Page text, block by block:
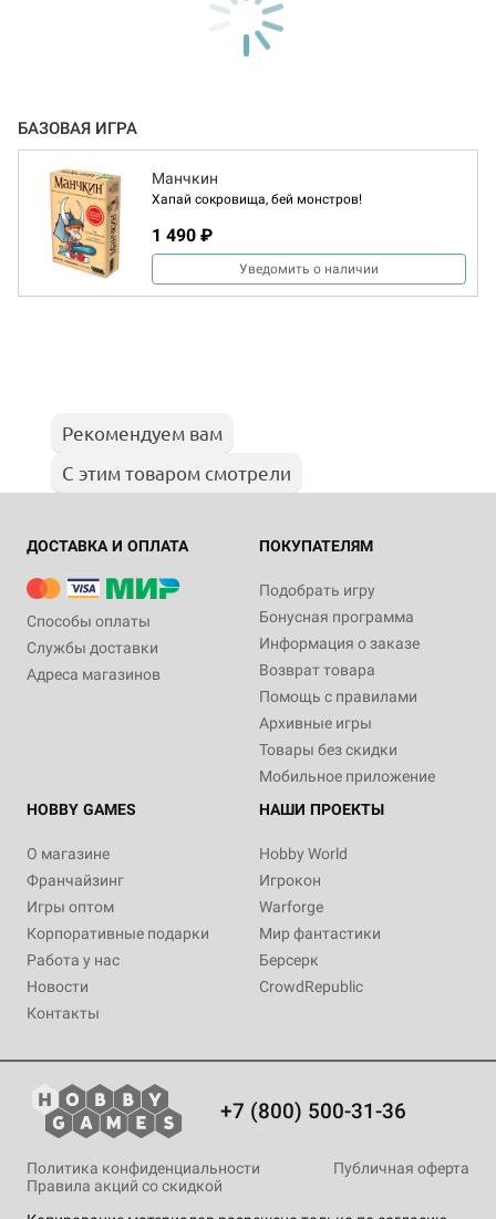
БАЗОВАЯ ИГРА
Манчкин
Хапай сокровища, бей монстров!
1 490 ₽
Уведомить о наличии
Рекомендуем вам
С этим товаром смотрели
ДОСТАВКА И ОПЛАТА
Способы оплаты
Службы доставки
Адреса магазинов
ПОКУПАТЕЛЯМ
Подобрать игру
Бонусная программа
Информация о заказе
Возврат товара
Помощь с правилами
Архивные игры
Товары без скидки
Мобильное приложение
HOBBY GAMES
О магазине
Франчайзинг
Игры оптом
Корпоративные подарки
Работа у нас
Новости
Контакты
НАШИ ПРОЕКТЫ
Hobby World
Игрокон
Warforge
Мир фантастики
Берсерк
CrowdRepublic
+7 (800) 500-31-36
Политика конфиденциальности
Публичная оферта
Правила акций со скидкой